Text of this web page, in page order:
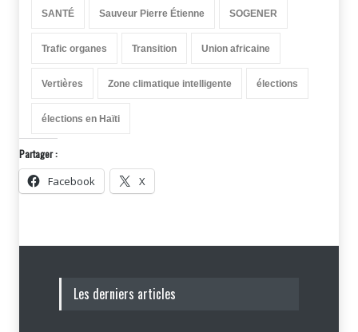
SANTÉ Sauveur Pierre Étienne SOGENER
Trafic organes Transition Union africaine
Vertières Zone climatique intelligente élections
élections en Haïti
Partager :
Facebook X
Les derniers articles